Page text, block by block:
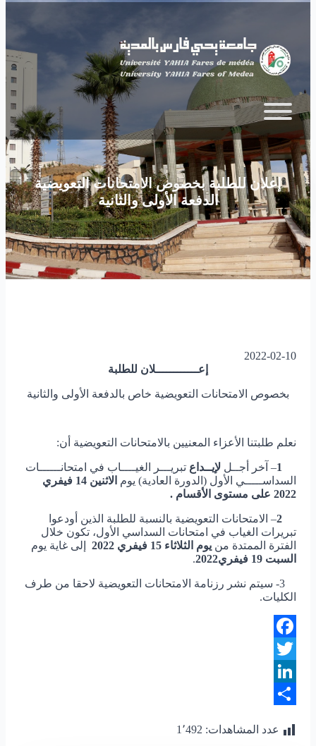
إعلان للطلبة بخصوص الامتحانات التعويضية
الدفعة الأولى والثانية
2022-02-10
إعــــــــــــلان للطلبة
بخصوص الامتحانات التعويضية خاص بالدفعة الأولى والثانية
نعلم طلبتنا الأعزاء المعنيين بالامتحانات التعويضية أن:
1– آخر أجــل لإيــداع تبريـــر الغيــــاب في امتحانــــــات
السداســـــي الأول (الدورة العادية) يوم
الاثنين 14 فيفري
2022 على مستوى الأقسام .
2– الامتحانات التعويضية بالنسبة للطلبة الذين أودعوا
تبريرات الغياب في امتحانات السداسي الأول، تكون خلال
الفترة الممتدة من يوم الثلاثاء 15 فيفري 2022
إلى غاية يوم
السبت 19 فيفري2022
.
3- سيتم نشر رزنامة الامتحانات التعويضية لاحقا من طرف
الكليات.
Facebook
Twitter
LinkedIn
عدد المشاهدات: 1٬492